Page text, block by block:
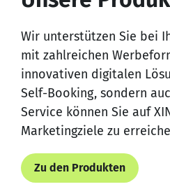
Wir unterstützen Sie bei
mit zahlreichen
innovativen digitalen
Self-Booking, sondern
Service können Sie auf
Marketingziele zu
Zu den Produkten